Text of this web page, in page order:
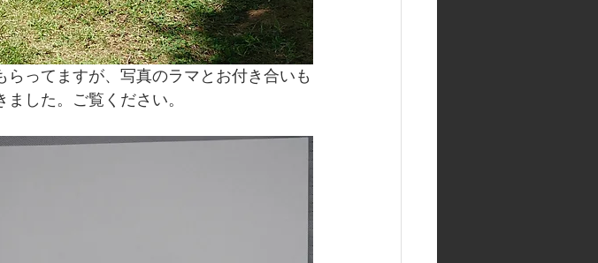
ってますが、写真のラマとお付き合いも
した。ご覧ください。